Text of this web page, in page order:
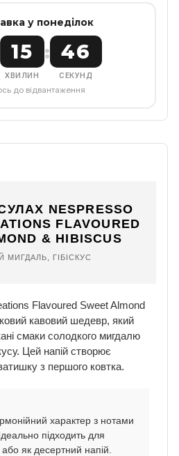
у понеділок
15
ХВИЛИН
: 45
СЕКУНД
до відвантаження
NESPRESSO
FLAVOURED
& HIBISCUS
МИГДАЛЬ, ГІБІСКУС
Flavoured Sweet Almond
кавовий шедевр, який
смаки солодкого мигдалю
Цей напій створює
з першого ковтка.
характер з нотами
підходить для
як десертний напій.